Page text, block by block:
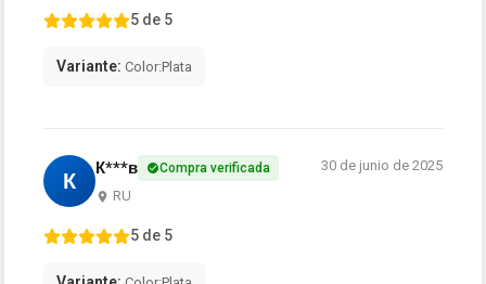
5 de 5
Variante: Color:Plata
К К***в Compra verificada
RU
30 de junio de 2025
5 de 5